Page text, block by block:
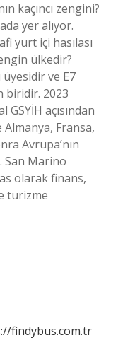
kaçıncı zengini?
yer alıyor.
yurt içi hasılası
ülkedir?
üyesidir ve E7
biridir. 2023
açısından
Fransa,
Avrupa’nın
San Marino
olarak finans,
turizme
findybus.com.tr